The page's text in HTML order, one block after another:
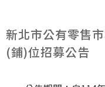
新北市公有零售
(鋪)位招募公告